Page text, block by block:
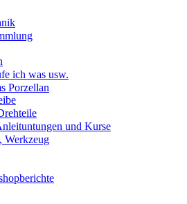
ich was usw.
Porzellan
und Kurse